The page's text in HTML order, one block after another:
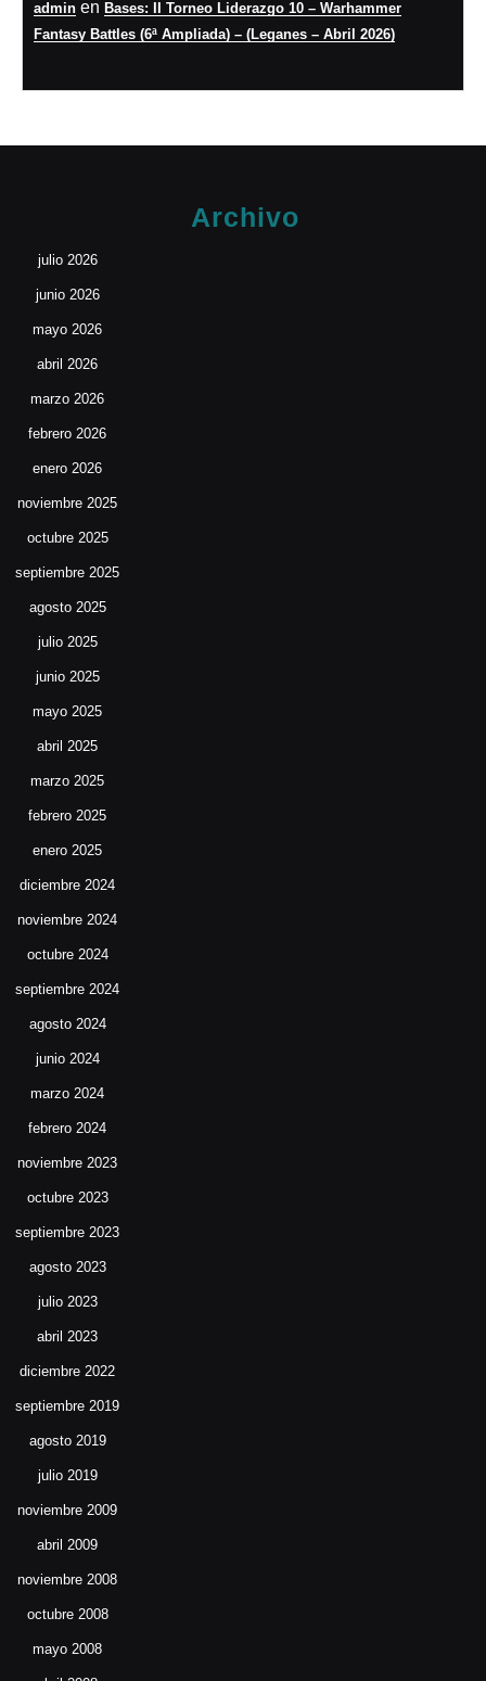
admin en Bases: II Torneo Liderazgo 10 – Warhammer
Fantasy Battles (6ª Ampliada) – (Leganes – Abril 2026)
Archivo
julio 2026
junio 2026
mayo 2026
abril 2026
marzo 2026
febrero 2026
enero 2026
noviembre 2025
octubre 2025
septiembre 2025
agosto 2025
julio 2025
junio 2025
mayo 2025
abril 2025
marzo 2025
febrero 2025
enero 2025
diciembre 2024
noviembre 2024
octubre 2024
septiembre 2024
agosto 2024
junio 2024
marzo 2024
febrero 2024
noviembre 2023
octubre 2023
septiembre 2023
agosto 2023
julio 2023
abril 2023
diciembre 2022
septiembre 2019
agosto 2019
julio 2019
noviembre 2009
abril 2009
noviembre 2008
octubre 2008
mayo 2008